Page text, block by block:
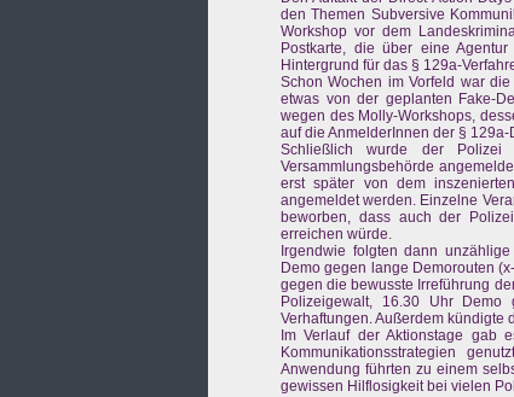
den Themen Subversive
Workshop vor dem
Postkarte, die über eine
Hintergrund für das § 129a-
Schon Wochen im Vorfeld war
etwas von der geplanten Fake-
wegen des Molly-Workshops,
auf die AnmelderInnen der §
Schließlich wurde der
Versammlungsbehörde
erst später von dem
angemeldet werden. Einzelne
beworben, dass auch der
erreichen würde.
Irgendwie folgten dann
Demo gegen lange Demorouten
gegen die bewusste Irreführung
Polizeigewalt, 16.30 Uhr
Verhaftungen. Außerdem kündigte
Im Verlauf der Aktionstage gab
Kommunikationsstrategien
Anwendung führten zu einem
gewissen Hilflosigkeit bei vielen